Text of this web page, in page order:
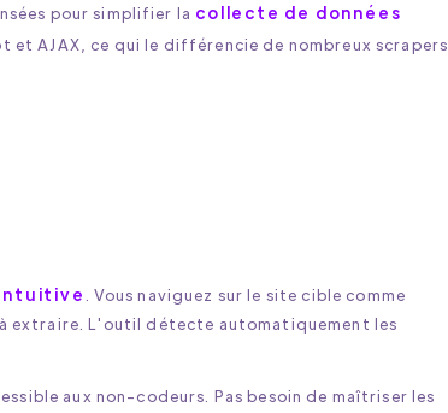
pour simplifier la collecte de données
et AJAX, ce qui le différencie de nombreux scrapers
. Vous naviguez sur le site cible comme
extraire. L'outil détecte automatiquement les
aux non-codeurs. Pas besoin de maîtriser les